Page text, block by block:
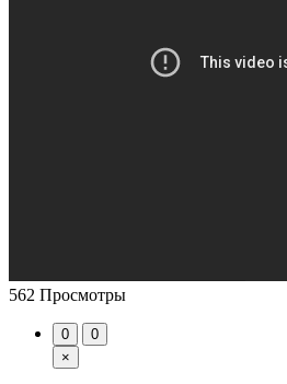
562 Просмотры
0
0
×